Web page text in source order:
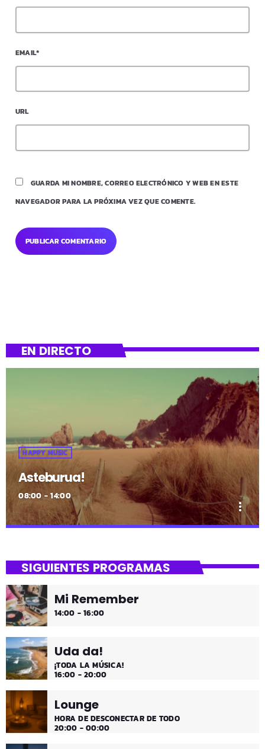
EMAIL*
URL
GUARDA MI NOMBRE, CORREO ELECTRÓNICO Y WEB EN ESTE
NAVEGADOR PARA LA PRÓXIMA VEZ QUE COMENTE.
EN DIRECTO
HAPPY MUSIC
Asteburua!
08:00 - 14:00
more_vert
¡Es fin de semana!
¡Música y más música los fines de semana!
SIGUIENTES PROGRAMAS
Mi Remember
14:00 - 16:00
Uda da!
¡TODA LA MÚSICA!
16:00 - 20:00
Lounge
HORA DE DESCONECTAR DE TODO
20:00 - 00:00